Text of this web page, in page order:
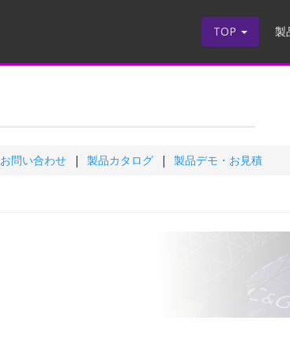
TOP 製
お問い合わせ 製品カタログ 製品デモ・お見積